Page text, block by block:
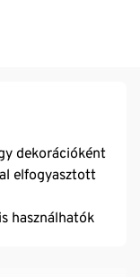
dekorációként
elfogyasztott
használhatók